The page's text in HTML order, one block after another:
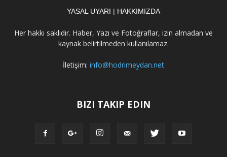
YASAL UYARI | HAKKIMIZDA
Her hakkı saklıdır. Haber, Yazı ve Fotoğraflar, izin almadan ve
kaynak belirtilmeden kullanılamaz.
İletişim: info@hodrimeydan.net
BIZI TAKIP EDIN